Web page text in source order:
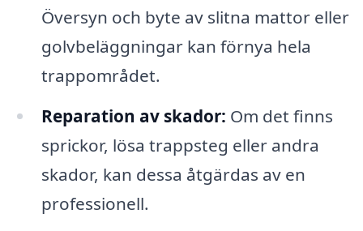
Översyn och byte av slitna mattor eller
golvbeläggningar kan förnya hela
trappområdet.
Reparation av skador: Om det finns
sprickor, lösa trappsteg eller andra
skador, kan dessa åtgärdas av en
professionell.